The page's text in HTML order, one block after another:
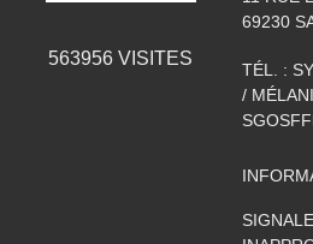
563956 VISITES
69230
TÉL. :
/